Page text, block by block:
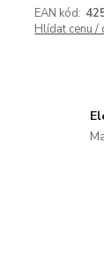
EAN kód:
Hlídat cenu